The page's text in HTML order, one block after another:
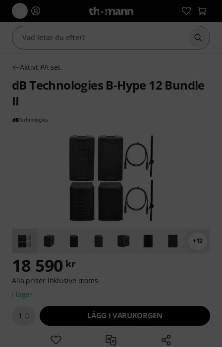
Börja
Aktivt PA set
dB Technologies B-Hype 12 Bundle
II
+12
18 590 kr
Alla priser inklusive moms
i lager
1 LÄGG I VARUKORGEN